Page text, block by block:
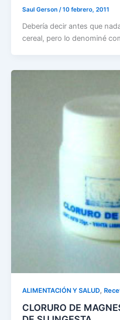
Saul Gerson /10 febrero, 2011
Debería decir antes que
cereal, pero lo denominé
ALIMENTACIÓN Y SALUD,
CLORURO DE